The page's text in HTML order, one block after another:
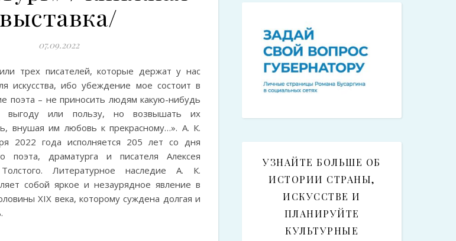
выставка/
07.09.2022
трех писателей, которые держат у нас
искусства, ибо убеждение мое состоит в
поэта – не приносить людям какую-нибудь
выгоду или пользу, но возвышать их
внушая им любовь к прекрасному…». А. К.
2022 года исполняется 205 лет со дня
поэта, драматурга и писателя Алексея
Толстого. Литературное наследие А. К.
собой яркое и незаурядное явление в
XIX века, которому суждена долгая и
УЗНАЙТЕ БОЛЬШЕ ОБ
ИСТОРИИ СТРАНЫ,
ИСКУССТВЕ И
ПЛАНИРУЙТЕ
КУЛЬТУРНЫЕ